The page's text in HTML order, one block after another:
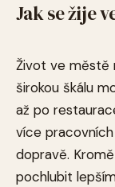
Jak se žije
Život ve městě
širokou škálu
až po
více
dopravě.
pochlubit